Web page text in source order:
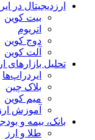
ارزدیجیتال در
بیت کوین
اتریوم
دوج کوین
آلت کوین
تحلیل بازارهای
ایردراپ‌ها
بلاک چین
میم کوین‌
آموزش
بانک، بیمه و
طلا و ارز